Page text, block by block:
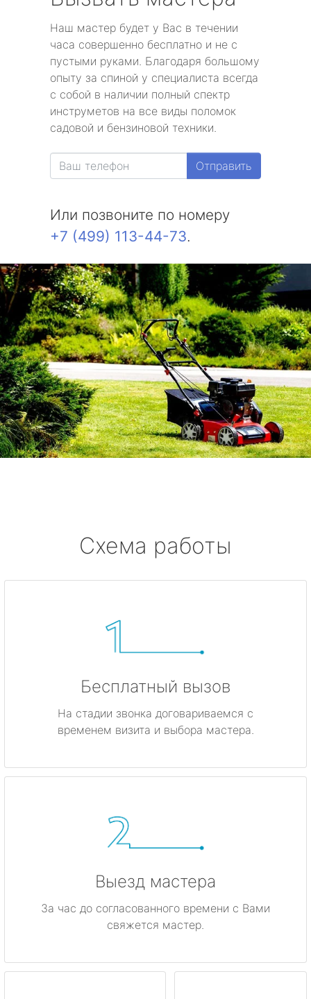
Наш мастер будет у Вас в течении
часа совершенно бесплатно и не с
пустыми руками. Благодаря большому
опыту за спиной у специалиста всегда
с собой в наличии полный спектр
инструметов на все виды поломок
садовой и бензиновой техники.
Отправить
Или позвоните по номеру
+7 (499) 113-44-73.
Схема работы
Бесплатный вызов
На стадии звонка договариваемся с
временем визита и выбора мастера.
Выезд мастера
За час до согласованного времени с Вами
свяжется мастер.